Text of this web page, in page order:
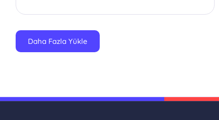
Daha Fazla Yükle